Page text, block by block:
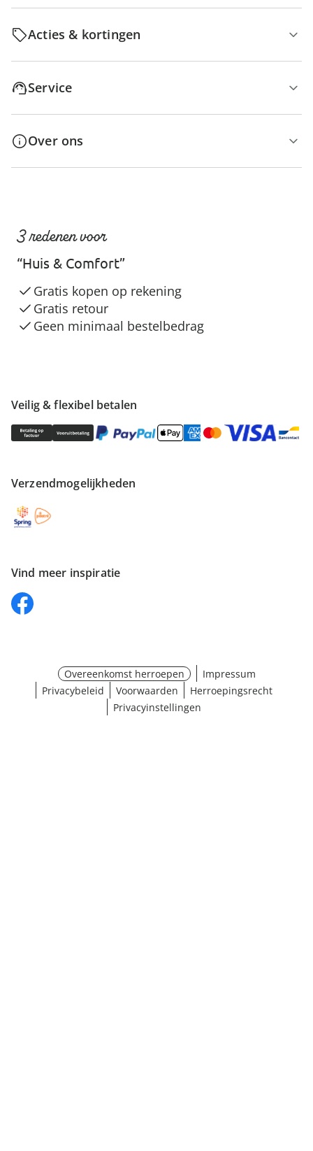
Acties & kortingen
Service
Over ons
Veilig & flexibel betalen
Verzendmogelijkheden
Vind meer inspiratie
3 redenen voor
“Huis & Comfort”
Gratis kopen op rekening
Gratis retour
Geen minimaal bestelbedrag
Overeenkomst herroepen
Impressum
Privacybeleid
Voorwaarden
Herroepingsrecht
Privacyinstellingen